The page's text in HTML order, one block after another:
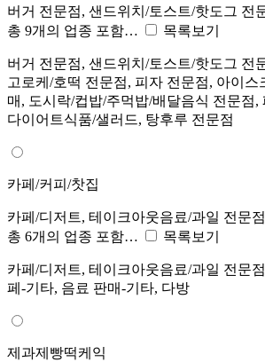
버거 전문점, 샌드위치/토스트/핫도그 전
총 9개의 업종 포함…
목록보기
버거 전문점, 샌드위치/토스트/핫도그 전
고로케/호떡 전문점, 피자 전문점, 아이스
매, 도시락/컵밥/주먹밥/배달음식 전문점,
다이어트식품/샐러드, 탕후루 전문점
카페/커피/찻집
카페/디저트, 테이크아웃음료/과일 전문
총 6개의 업종 포함…
목록보기
카페/디저트, 테이크아웃음료/과일 전문
페-기타, 음료 판매-기타, 다방
제과제빵떡케익